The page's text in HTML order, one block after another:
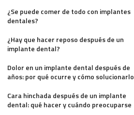
¿Se puede comer de todo con implantes
dentales?
¿Hay que hacer reposo después de un
implante dental?
Dolor en un implante dental después de
años: por qué ocurre y cómo solucionarlo
Cara hinchada después de un implante
dental: qué hacer y cuándo preocuparse